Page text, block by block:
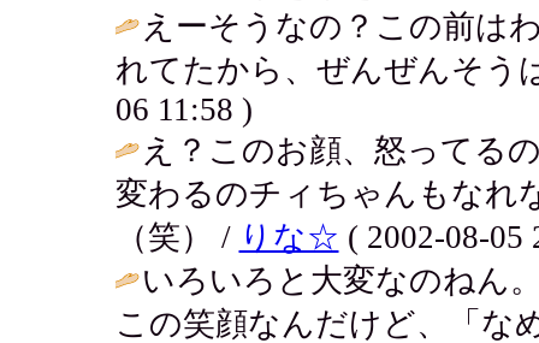
えーそうなの？この前は
れてたから、ぜんぜんそう
06 11:58 )
え？このお顔、怒ってる
変わるのチィちゃんもなれ
（笑） / りな☆ ( 2002-08-05
いろいろと大変なのねん
この笑顔なんだけど、「